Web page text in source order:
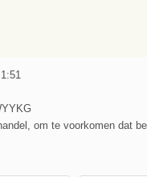
om te voorkomen dat